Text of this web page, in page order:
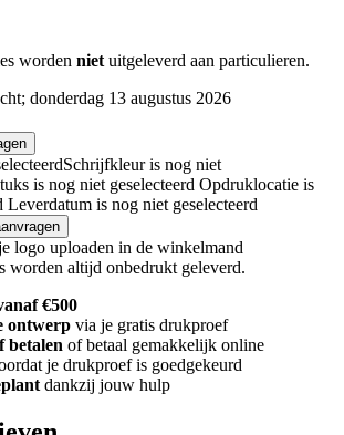
worden nietuitgeleverd aan particulieren.
donderdag 13 augustus 2026
Schrijfkleur is nog niet
is nog niet geselecteerd Opdruklocatie is
Leverdatum is nog niet geselecteerd
logo uploaden in de winkelmand
worden altijd onbedrukt geleverd.
€500
ontwerp via je gratis drukproef
betalen of betaal gemakkelijk online
je drukproef is goedgekeurd
dankzij jouw hulp